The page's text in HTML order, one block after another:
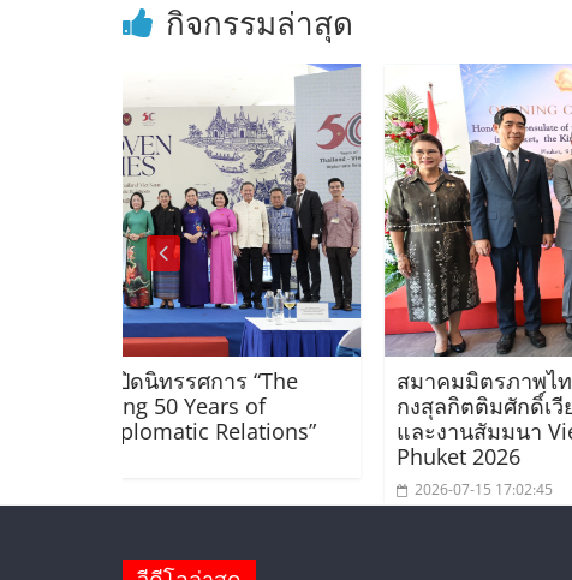
กิจกรรมล่าสุด
สมาคมมิตรภาพไทย-เวียดนามร่วมพิธีเปิดสถา
กงสุลกิตติมศักดิ์เวียดนามประจำจังหวัดภูเก็ต
และงานสัมมนา Viet Nam Connect Forum